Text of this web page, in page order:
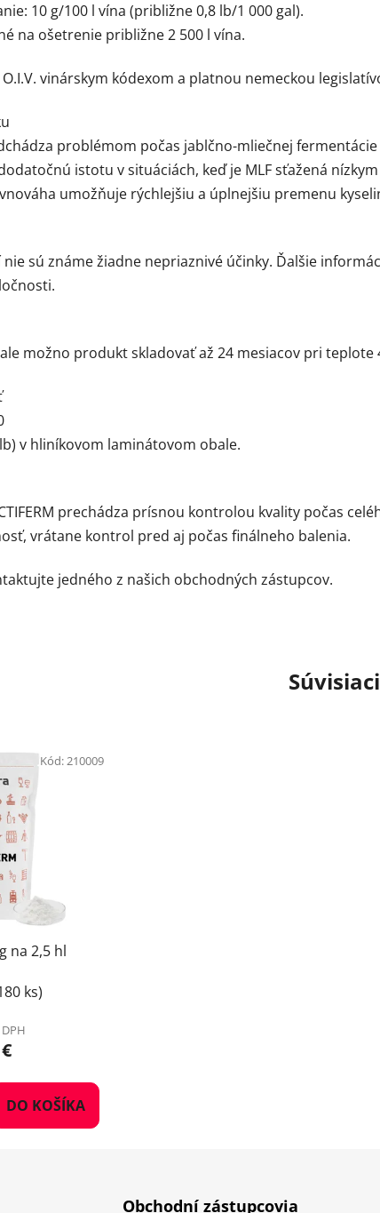
10 g/100 l vína (približne 0,8 lb/1 000 gal).
na ošetrenie približne 2 500 l vína.
vinárskym kódexom a platnou nemeckou
problémom počas jablčno-mliečnej
istotu v situáciách, keď je MLF sťažená
umožňuje rýchlejšiu a úplnejšiu premenu
sú známe žiadne nepriaznivé účinky. Ďalšie
možno produkt skladovať až 24 mesiacov pri
v hliníkovom laminátovom obale.
prechádza prísnou kontrolou kvality počas
vrátane kontrol pred aj počas finálneho balenia.
jedného z našich obchodných zástupcov.
na 2,5 hl
ks)
DO KOŠÍKA
Kód:210009
Obchodní zástupcovia